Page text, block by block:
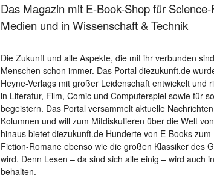
Das Magazin mit E-Book-Shop für
Medien und in Wissenschaft & Technik
Die Zukunft und alle Aspekte, die mit ihr verbunden
Menschen schon immer. Das Portal diezukunft.de
Heyne-Verlags mit großer Leidenschaft entwickelt und
in Literatur, Film, Comic und Computerspiel sowie für
begeistern. Das Portal versammelt aktuelle
Kolumnen und will zum Mitdiskutieren über die Welt
hinaus bietet diezukunft.de Hunderte von E-Books
Fiction-Romane ebenso wie die großen Klassiker des
wird. Denn Lesen – da sind sich alle einig – wird auch
behalten.